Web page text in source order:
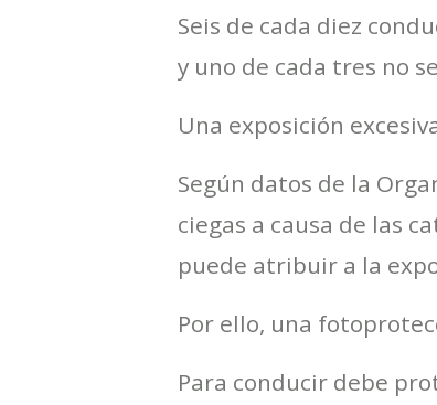
Seis de cada diez
y uno de cada tres no
Una exposición
Según datos de la
ciegas a causa de las
puede atribuir a la
Por ello, una
Para conducir debe